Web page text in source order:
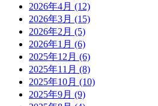
2026年4月 (12)
2026年3月 (15)
2026年2月 (5)
2026年1月 (6)
2025年12月 (6)
2025年11月 (8)
2025年10月 (10)
2025年9月 (9)